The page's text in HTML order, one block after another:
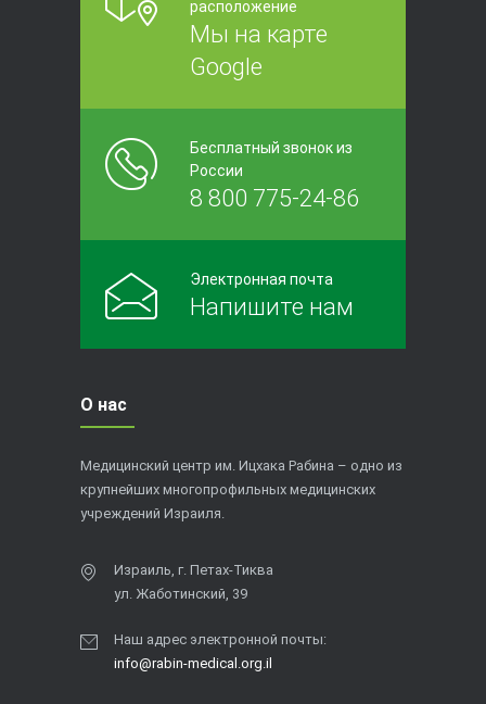
расположение
Мы на карте
Google
Бесплатный звонок из
России
8 800 775-24-86
Электронная почта
Напишите нам
О нас
Медицинский центр им. Ицхака Рабина – одно из
крупнейших многопрофильных медицинских
учреждений Израиля.
Израиль, г. Петах-Тиква
ул. Жаботинский, 39
Наш адрес электронной почты:
info@rabin-medical.org.il